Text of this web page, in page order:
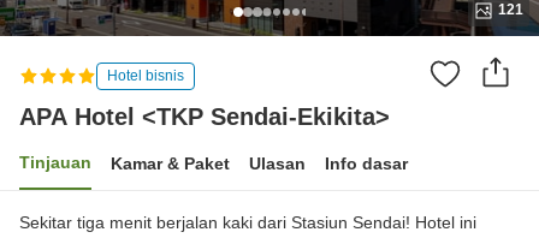
121
Hotel bisnis
APA Hotel <TKP Sendai-Ekikita>
Tinjauan Kamar & Paket Ulasan Info dasar
Sekitar tiga menit berjalan kaki dari Stasiun Sendai! Hotel ini